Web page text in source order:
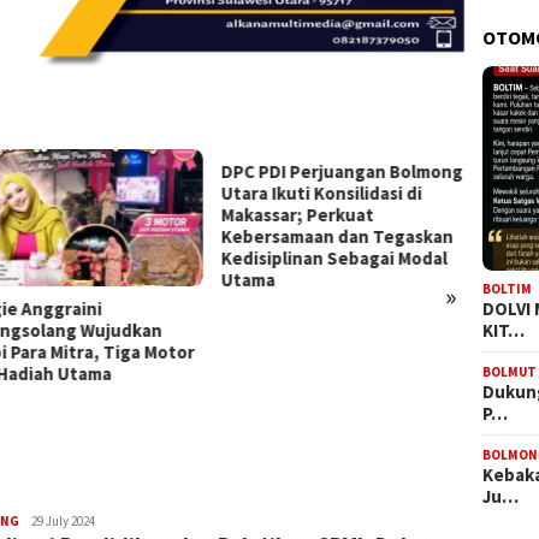
»
Perjuangan Bolmong
Ikuti Konsilidasi di
Perkuat
dan Tegaskan
Sebagai Modal
Senyuman dan Keramahan
Gubernur Maluku Utara;Ibu
Sherly tjoanda Diterima
Meriah Warga Gorontalo
Dari
Demsi
29 July 2024
BOLTIM
DOLVI
KIT…
BOLMUT
P…
Ju…